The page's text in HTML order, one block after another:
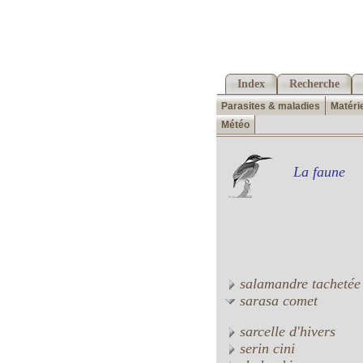
Index Recherche
Parasites & maladies
Météo
La faune
salamandre tachetée
sarasa comet
sarcelle d'hivers
serin cini